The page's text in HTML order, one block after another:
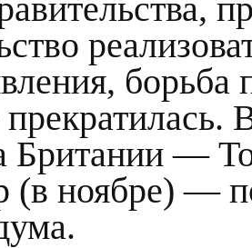
Британии —
ноябре) —